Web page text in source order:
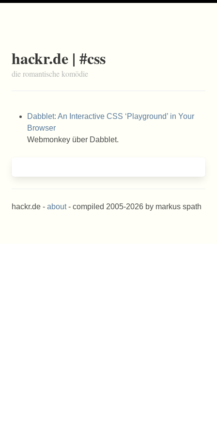
hackr.de | #css
die romantische komödie
Dabblet: An Interactive CSS ‘Playground’ in Your
Browser
Webmonkey über Dabblet.
hackr.de - about- compiled 2005-2026 by markus spath